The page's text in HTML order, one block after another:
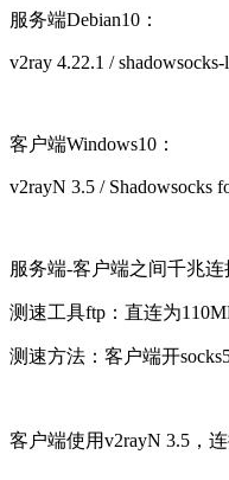
服务端Debian10：
v2ray 4.22.1 /
客户端Windows10：
v2rayN 3.5 / Shadowsocks
服务端-客户端之间千兆连
测速工具ftp：直连为
测速方法：客户端开
客户端使用v2rayN 3.5，